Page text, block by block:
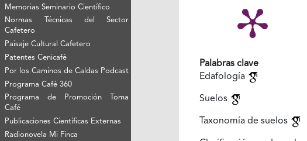
Memorias Seminario Científico
Normas Técnicas del Sector
Cafetero
Paisaje Cultural Cafetero
Patentes Cenicafé
Por los Caminos de Caldas Podcast
Programa Café 360
Programa de Promoción Toma
Café
Publicaciones Científicas Externas
Radionovela Mi Finca
Palabras clave
Edafología
Suelos
Taxonomía de suelos